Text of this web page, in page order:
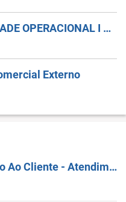
GERENTE UNIDADE OPERACIONAL I - UAN
Externo
Profissional De Atendimento Ao Cliente - Atendimento